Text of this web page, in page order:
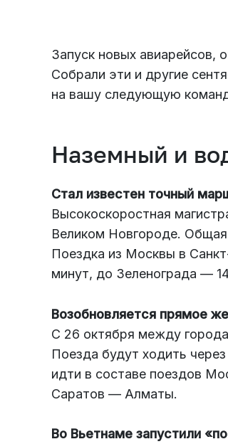
Запуск новых авиарейсов,
Собрали эти и другие
на вашу следующую
Наземный и
Стал известен точный
Высокоскоростная
Великом Новгороде.
Поездка из Москвы в
минут, до Зеленограда —
Возобновляется прямое
С 26 октября между
Поезда будут ходить
идти в составе поездов
Саратов — Алматы.
Во Вьетнаме запустили